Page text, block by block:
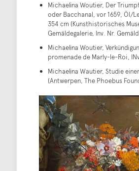
Michaelina Woutier, Der
oder Bacchanal, vor 1659, Öl/
354 cm (Kunsthistorisches
Gemäldegalerie, Inv. Nr.
Michaelina Woutier,
promenade de Marly-le-Roi,
Michaelina Wautier, Studie
(Antwerpen, The Phoebus